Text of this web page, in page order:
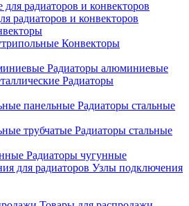
радиаторов и конвекторов
Конвекторы
Радиаторы алюминиевые
Радиаторы
Радиаторы стальные
Радиаторы стальные
Радиаторы чугунные
Узлы подключения